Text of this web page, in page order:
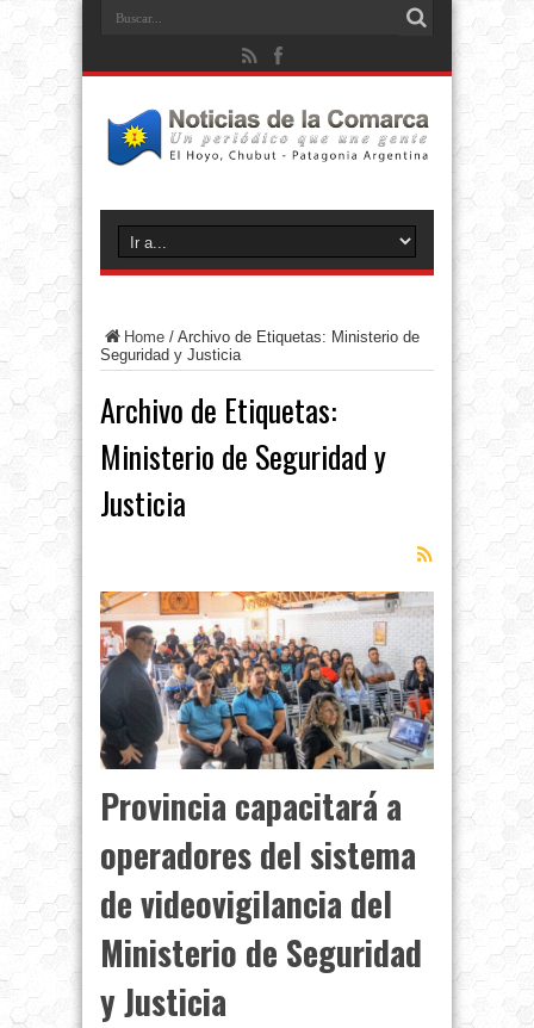
Home / Archivo de Etiquetas: Ministerio de
Seguridad y Justicia
Archivo de Etiquetas:
Ministerio de Seguridad y
Justicia
Provincia capacitará a
operadores del sistema
de videovigilancia del
Ministerio de Seguridad
y Justicia